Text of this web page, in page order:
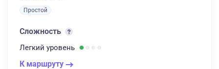
Простой
Сложность
Легкий уровень
К маршруту